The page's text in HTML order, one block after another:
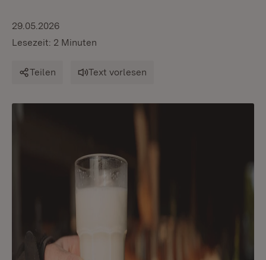
29.05.2026
Lesezeit: 2 Minuten
Teilen Text vorlesen